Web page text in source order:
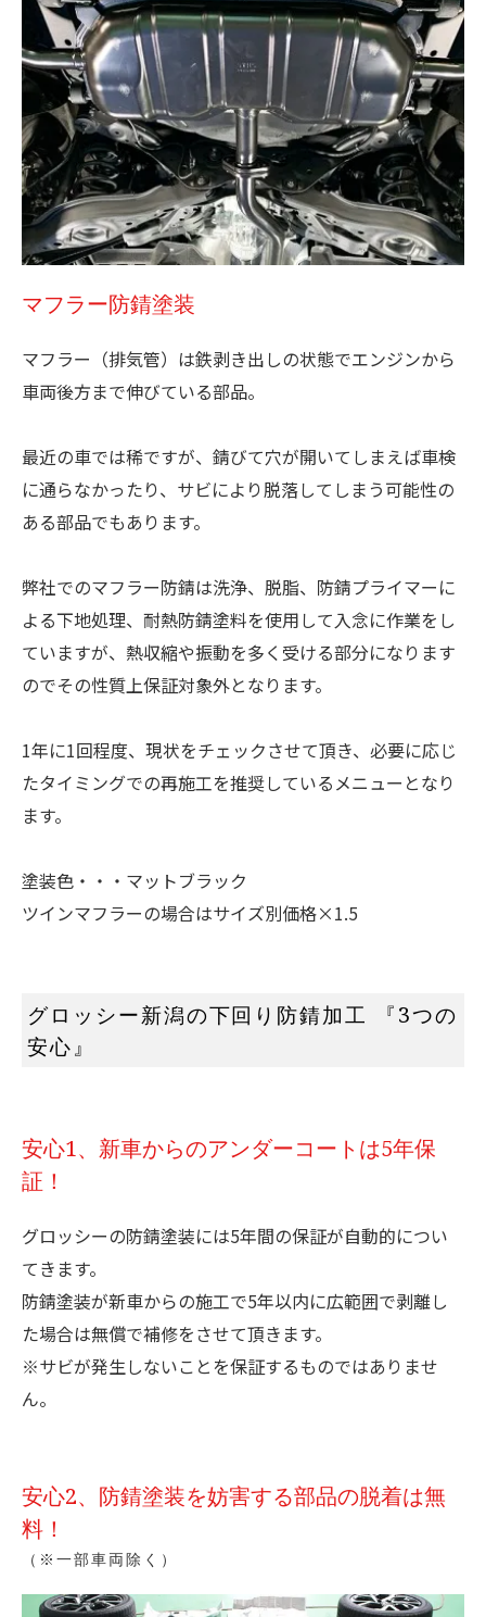
マフラー防錆塗装
マフラー（排気管）は鉄剥き出しの状態でエンジンから
車両後方まで伸びている部品。
最近の車では稀ですが、錆びて穴が開いてしまえば車検
に通らなかったり、サビにより脱落してしまう可能性の
ある部品でもあります。
弊社でのマフラー防錆は洗浄、脱脂、防錆プライマーに
よる下地処理、耐熱防錆塗料を使用して入念に作業をし
ていますが、熱収縮や振動を多く受ける部分になります
のでその性質上保証対象外となります。
1年に1回程度、現状をチェックさせて頂き、必要に応じ
たタイミングでの再施工を推奨しているメニューとなり
ます。
塗装色・・・マットブラック
ツインマフラーの場合はサイズ別価格×1.5
グロッシー新潟の下回り防錆加工 『3つの
安心』
安心1、新車からのアンダーコートは5年保
証！
グロッシーの防錆塗装には5年間の保証が自動的につい
てきます。
防錆塗装が新車からの施工で5年以内に広範囲で剥離し
た場合は無償で補修をさせて頂きます。
※サビが発生しないことを保証するものではありませ
ん。
安心2、防錆塗装を妨害する部品の脱着は無
料！
（※一部車両除く）